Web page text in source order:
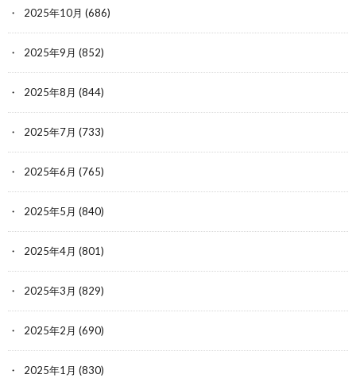
2025年10月 (686)
2025年9月 (852)
2025年8月 (844)
2025年7月 (733)
2025年6月 (765)
2025年5月 (840)
2025年4月 (801)
2025年3月 (829)
2025年2月 (690)
2025年1月 (830)